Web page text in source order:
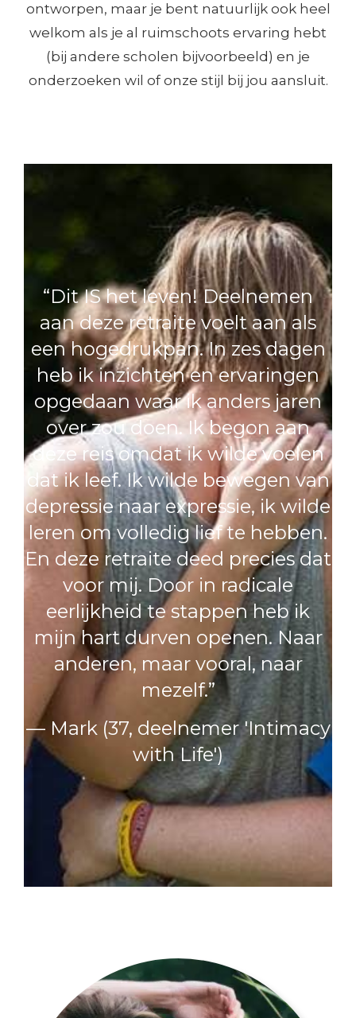
ontworpen, maar je bent natuurlijk ook heel
welkom als je al ruimschoots ervaring hebt
(bij andere scholen bijvoorbeeld) en je
onderzoeken wil of onze stijl bij jou aansluit.
“Dit IS het leven! Deelnemen
aan deze retraite voelt aan als
een hogedrukpan. In zes dagen
heb ik inzichten en ervaringen
opgedaan waar ik anders jaren
over zou doen. Ik begon aan
deze reis omdat ik wilde voelen
dat ik leef. Ik wilde bewegen van
depressie naar expressie, ik wilde
leren om volledig lief te hebben.
En deze retraite deed precies dat
voor mij. Door in radicale
eerlijkheid te stappen heb ik
mijn hart durven openen. Naar
anderen, maar vooral, naar
mezelf.”
— Mark (37, deelnemer 'Intimacy
with Life')